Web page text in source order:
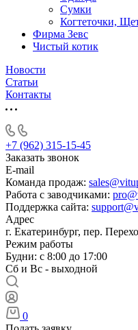
Сумки
Когтеточки,
Фирма Зевс
Чистый котик
Новости
Статьи
Контакты
+7 (962) 315-15-45
Заказать звонок
E-mail
Команда продаж:
Работа с заводчиками:
Поддержка сайта:
Адрес
г. Екатеринбург, пер.
Режим работы
Будни: с 8:00 до 17:00
Сб и Вс - выходной
0